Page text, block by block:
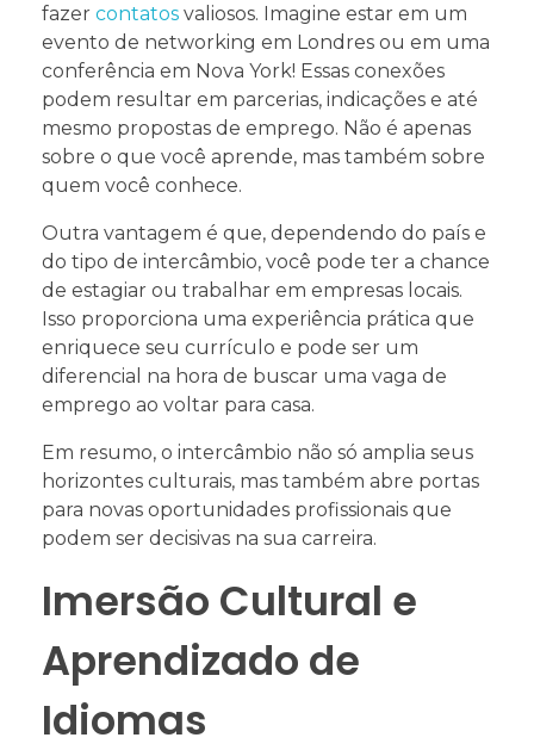
fazer contatos valiosos. Imagine estar em um
evento de networking em Londres ou em uma
conferência em Nova York! Essas conexões
podem resultar em parcerias, indicações e até
mesmo propostas de emprego. Não é apenas
sobre o que você aprende, mas também sobre
quem você conhece.
Outra vantagem é que, dependendo do país e
do tipo de intercâmbio, você pode ter a chance
de estagiar ou trabalhar em empresas locais.
Isso proporciona uma experiência prática que
enriquece seu currículo e pode ser um
diferencial na hora de buscar uma vaga de
emprego ao voltar para casa.
Em resumo, o intercâmbio não só amplia seus
horizontes culturais, mas também abre portas
para novas oportunidades profissionais que
podem ser decisivas na sua carreira.
Imersão Cultural e
Aprendizado de
Idiomas